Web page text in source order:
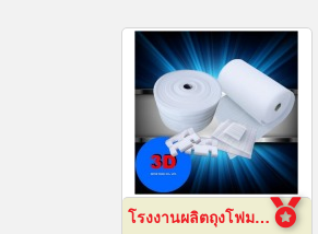
โรงงานผลิตถุงโฟมกันกระแทกอีพีอี ชลบุรี